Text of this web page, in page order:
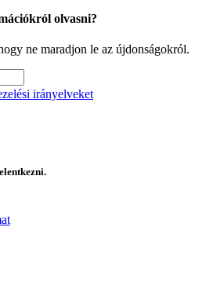
olvasni?
ne maradjon le az újdonságokról.
irányelveket